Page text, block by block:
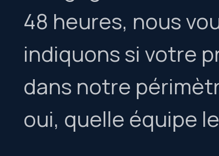
48 heures, nous
indiquons si votre
dans notre
oui, quelle équipe